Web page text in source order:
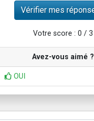
Votre score : 0 / 3
Avez-vous aimé ?
OUI